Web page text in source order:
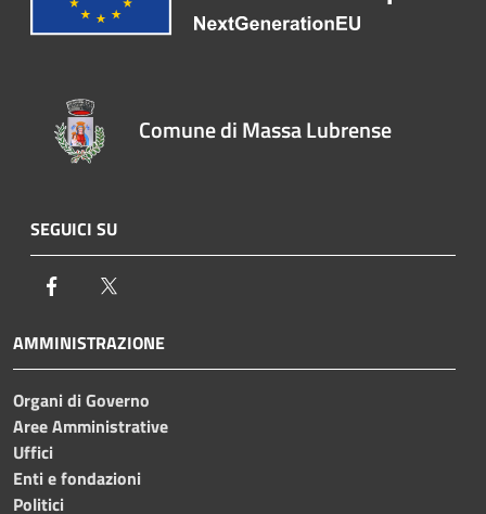
Comune di Massa Lubrense
SEGUICI SU
Facebook
AMMINISTRAZIONE
Organi di Governo
Aree Amministrative
Uffici
Enti e fondazioni
Politici